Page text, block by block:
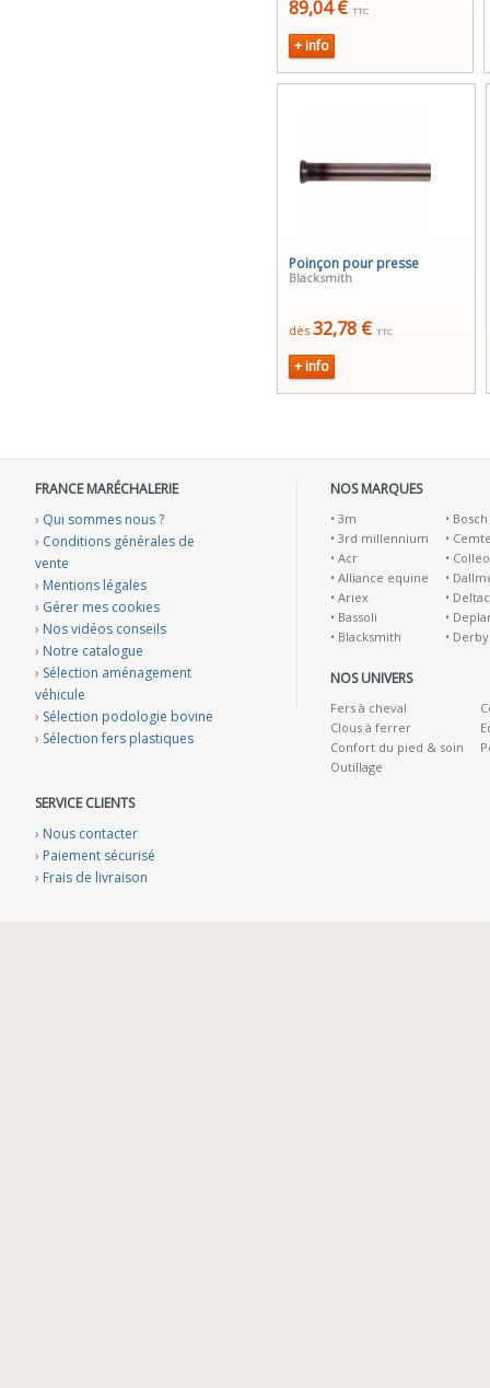
89,04 € TTC
+ info
Poinçon pour presse
Blacksmith
dès 32,78 € TTC
+ info
FRANCE MARÉCHALERIE
› Qui sommes nous ?
› Conditions générales de
vente
› Mentions légales
› Gérer mes cookies
› Nos vidéos conseils
› Notre catalogue
› Sélection aménagement
véhicule
› Sélection podologie bovine
› Sélection fers plastiques
SERVICE CLIENTS
› Nous contacter
› Paiement sécurisé
› Frais de livraison
NOS MARQUES
• 3m
• 3rd millennium
• Acr
• Alliance equine
• Ariex
• Bassoli
• Blacksmith
• Bosch
•
•
•
•
•
• Derby
NOS UNIVERS
Fers à cheval
Clous à ferrer
Confort du pied & soin
Outillage